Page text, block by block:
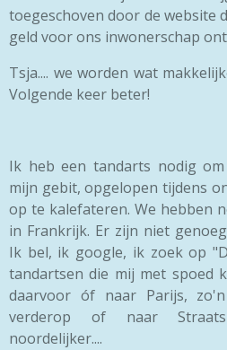
toegeschoven door de website
geld voor ons inwonerschap
Tsja.... we worden wat
Volgende keer beter!
Ik heb een tandarts nodig
mijn gebit, opgelopen tijdens
op te kalefateren. We hebben
in Frankrijk. Er zijn niet
Ik bel, ik google, ik zoek op
tandartsen die mij met spoed
daarvoor óf naar Parijs,
verderop of naar
noordelijker....